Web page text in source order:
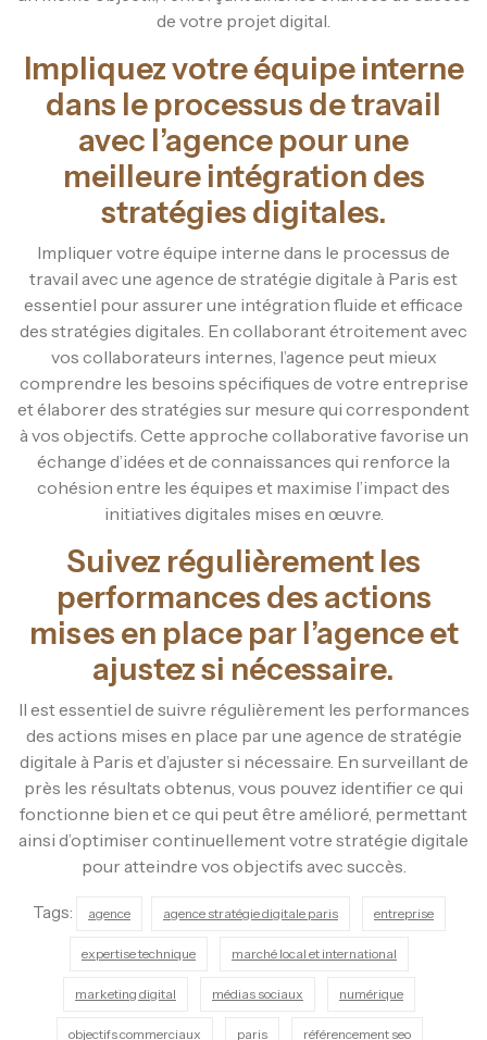
de votre projet digital.
Impliquez votre équipe interne
dans le processus de travail
avec l’agence pour une
meilleure intégration des
stratégies digitales.
Impliquer votre équipe interne dans le processus de
travail avec une agence de stratégie digitale à Paris est
essentiel pour assurer une intégration fluide et efficace
des stratégies digitales. En collaborant étroitement avec
vos collaborateurs internes, l’agence peut mieux
comprendre les besoins spécifiques de votre entreprise
et élaborer des stratégies sur mesure qui correspondent
à vos objectifs. Cette approche collaborative favorise un
échange d’idées et de connaissances qui renforce la
cohésion entre les équipes et maximise l’impact des
initiatives digitales mises en œuvre.
Suivez régulièrement les
performances des actions
mises en place par l’agence et
ajustez si nécessaire.
Il est essentiel de suivre régulièrement les performances
des actions mises en place par une agence de stratégie
digitale à Paris et d’ajuster si nécessaire. En surveillant de
près les résultats obtenus, vous pouvez identifier ce qui
fonctionne bien et ce qui peut être amélioré, permettant
ainsi d’optimiser continuellement votre stratégie digitale
pour atteindre vos objectifs avec succès.
Tags: agence agence stratégie digitale paris entreprise
expertise technique marché local et international
marketing digital médias sociaux numérique
objectifs commerciaux paris référencement seo